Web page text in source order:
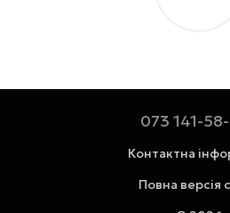
073 141-
Контактна
Повна версія